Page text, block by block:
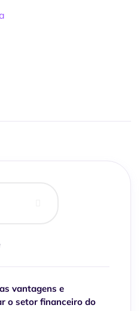
vantagens e
o setor financeiro do